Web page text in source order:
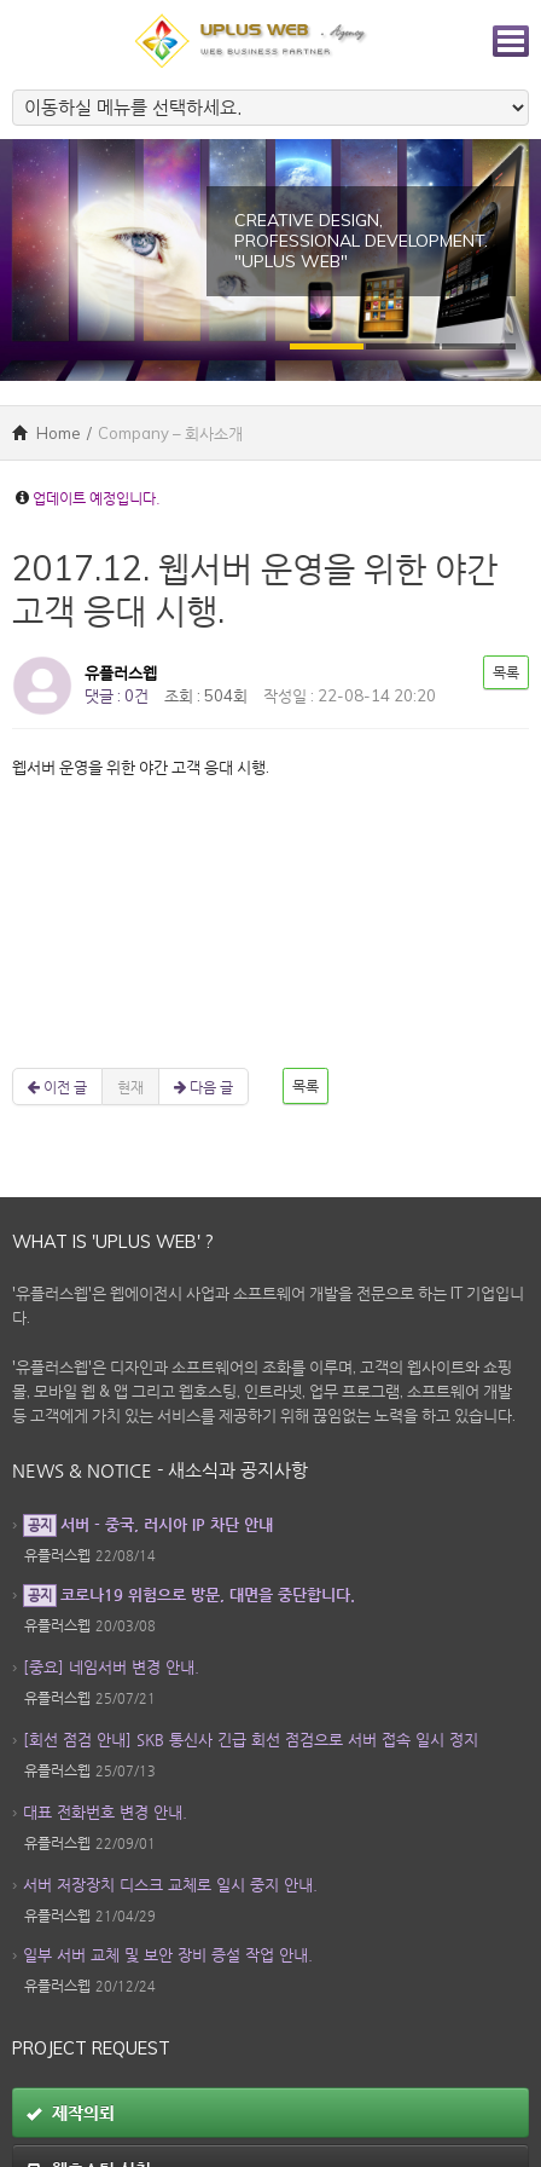
CREATIVE DESIGN,
PROFESSIONAL DEVELOPMENT.
"UPLUS WEB"
Home / Company – 회사소개
업데이트 예정입니다.
2017.12. 웹서버 운영을 위한 야간
고객 응대 시행.
유플러스웹
댓글 : 0건
조회 : 504회 작성일 : 22-08-14 20:20
목록
웹서버 운영을 위한 야간 고객 응대 시행.
이전 글 현재 다음 글 목록
WHAT IS 'UPLUS WEB' ?
'유플러스웹'은 웹에이전시 사업과 소프트웨어 개발을 전문으로 하는 IT 기업입니
다.
'유플러스웹'은 디자인과 소프트웨어의 조화를 이루며, 고객의 웹사이트와 쇼핑
몰, 모바일 웹 & 앱 그리고 웹호스팅, 인트라넷, 업무 프로그램, 소프트웨어 개발
등 고객에게 가치 있는 서비스를 제공하기 위해 끊임없는 노력을 하고 있습니다.
NEWS & NOTICE - 새소식과 공지사항
공지 서버 - 중국, 러시아 IP 차단 안내
유플러스웹 22/08/14
공지 코로나19 위험으로 방문, 대면을 중단합니다.
유플러스웹 20/03/08
[중요] 네임서버 변경 안내.
유플러스웹 25/07/21
[회선 점검 안내] SKB 통신사 긴급 회선 점검으로 서버 접속 일시 정지
유플러스웹 25/07/13
대표 전화번호 변경 안내.
유플러스웹 22/09/01
서버 저장장치 디스크 교체로 일시 중지 안내.
유플러스웹 21/04/29
일부 서버 교체 및 보안 장비 증설 작업 안내.
유플러스웹 20/12/24
PROJECT REQUEST
제작의뢰